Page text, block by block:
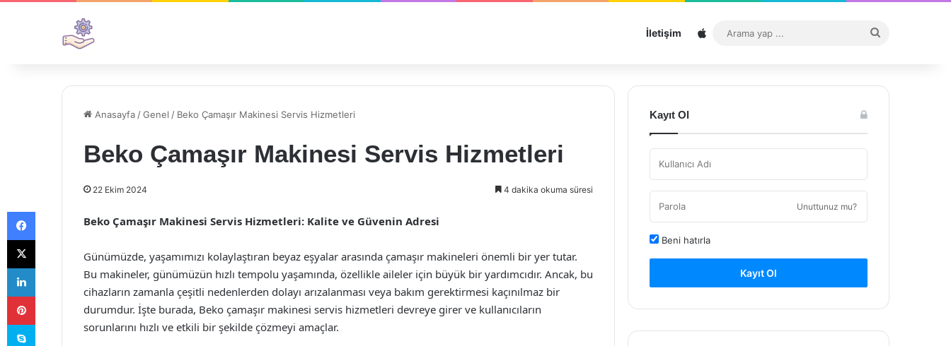
İletişim Sitemap
...
Anasayfa /Genel / Beko Çamaşır Makinesi Servis Hizmetleri
Beko Çamaşır Makinesi Servis Hizmetleri
22 Ekim 2024 4 dakika okuma süresi
Beko Çamaşır Makinesi Servis Hizmetleri: Kalite ve Güvenin Adresi
Günümüzde, yaşamımızı kolaylaştıran beyaz eşyalar arasında çamaşır makineleri önemli bir yer tutar.
Bu makineler, günümüzün hızlı tempolu yaşamında, özellikle aileler için büyük bir yardımcıdır. Ancak, bu
cihazların zamanla çeşitli nedenlerden dolayı arızalanması veya bakım gerektirmesi kaçınılmaz bir
durumdur. İşte burada, Beko çamaşır makinesi servis hizmetleri devreye girer ve kullanıcıların
sorunlarını hızlı ve etkili bir şekilde çözmeyi amaçlar.
Kayıt Ol
Unuttunuz mu?
Beni hatırla
Kayıt Ol
Facebook
X
LinkedIn
Pinterest
Skype